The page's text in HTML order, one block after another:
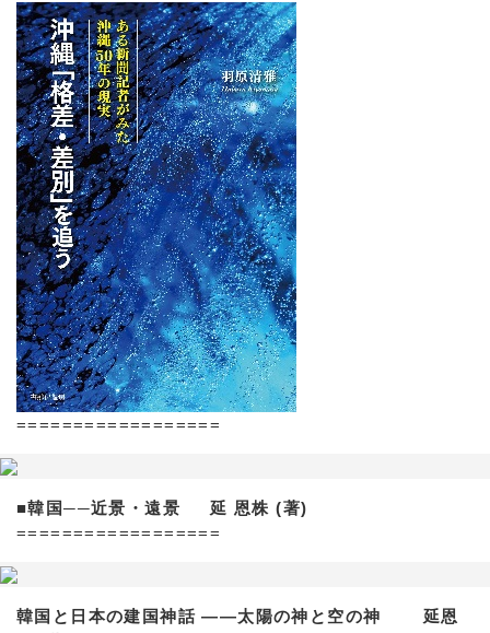
==================
■韓国──近景・遠景 延 恩株 (著)
==================
韓国と日本の建国神話 ——太陽の神と空の神 延恩